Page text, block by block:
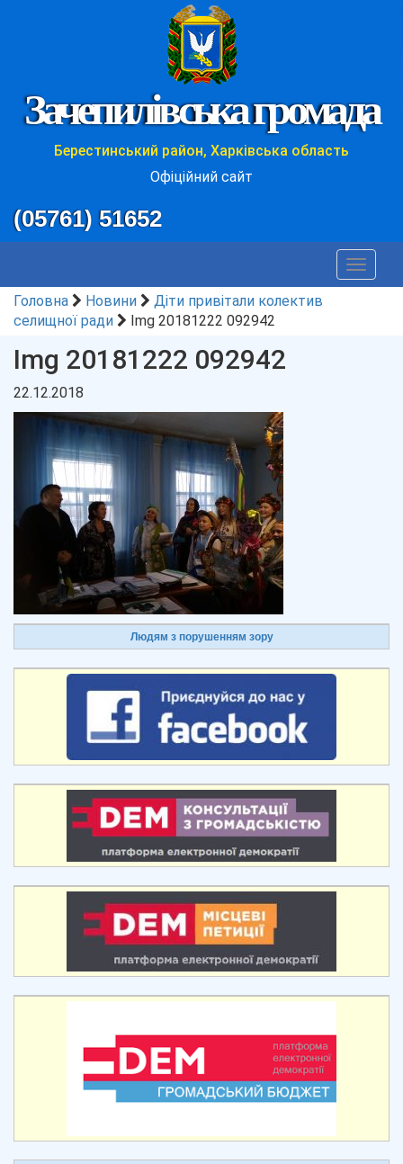
Зачепилівська громада
Берестинський район, Харківська область
Офіційний сайт
(05761) 51652
Toggle
Головна
Новини
Діти привітали колектив
селищної ради
Img 20181222 092942
Img 20181222 092942
22.12.2018
Людям з порушенням зору